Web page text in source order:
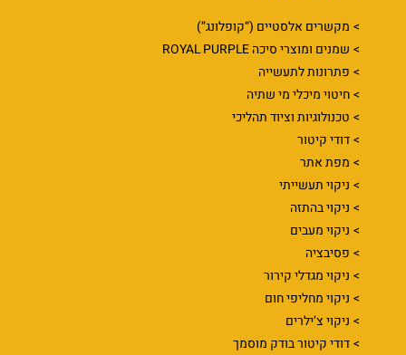
מקשרים אלסטיים (“קופלונג”)
שמנים ומוצרי סיכה ROYAL PURPLE
פתרונות לתעשייה
חיטוי מיכלי מי שתיה
טכנולוגיות וציוד תהליכי
דודי קיטור
מפת אתר
ניקוי תעשייתי
ניקוי בהתזה
ניקוי מעבים
פסיבציה
ניקוי מגדלי קירור
ניקוי מחליפי חום
ניקוי צ’ילרים
דודי קיטור בודק מוסמך